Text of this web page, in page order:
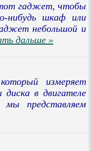
гаджет, чтобы
нибудь шкаф или
небольшой и
дальше »
измеряет
диска в двигателе
мы представляем